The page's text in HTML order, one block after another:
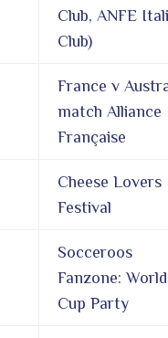
Club, ANFE
Club)
France v
match Alliance
Française
Cheese Lovers
Festival
Socceroos
Fanzone: World
Cup Party